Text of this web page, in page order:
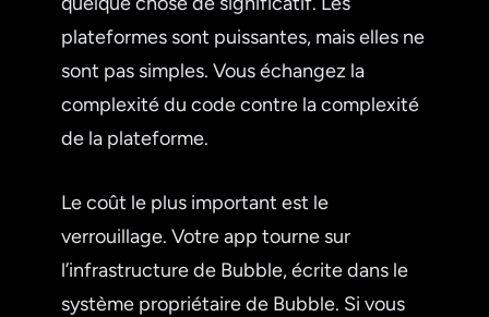
plateformes sont puissantes, mais elles ne
sont pas simples. Vous échangez la
complexité du code contre la complexité
de la plateforme.
Le coût le plus important est le
verrouillage. Votre app tourne sur
l’infrastructure de Bubble, écrite dans le
système propriétaire de Bubble. Si vous